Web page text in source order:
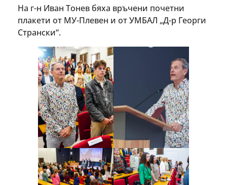
На г-н Иван Тонев бяха връчени почетни
плакети от МУ-Плевен и от УМБАЛ „Д-р Георги
Странски“.